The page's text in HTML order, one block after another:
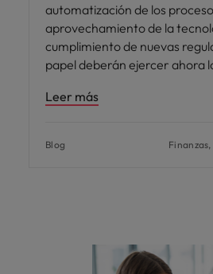
automatización de los
aprovechamiento de la
cumplimiento de nuevas
papel deberán ejercer ahora
Leer más
Blog